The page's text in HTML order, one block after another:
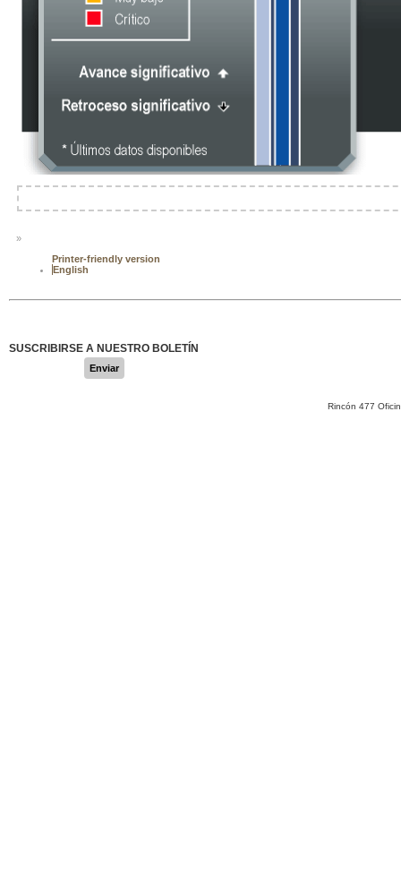
»
Printer-friendly version
English
SUSCRIBIRSE A NUESTRO BOLETÍN
Enviar
Rincón 477